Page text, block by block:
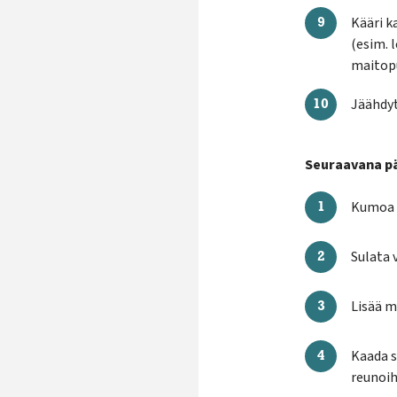
Kääri
(esim.
Seuraavana
Sulata
Lisää
Kaada